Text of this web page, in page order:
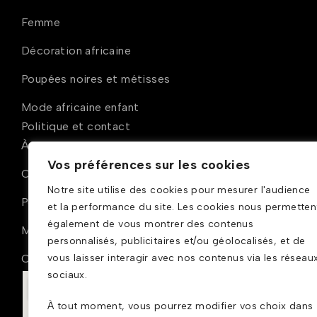
Vos préférences sur les cookies
Notre site utilise des cookies pour mesurer l'audience
et la performance du site. Les cookies nous
également de vous montrer des contenus
personnalisés, publicitaires et/ou géolocalisés, et de
vous laisser interagir avec nos contenus via les
sociaux.
À tout moment, vous pourrez modifier vos choix dans
Femme
Décoration africaine
Poupées noires et métisses
Mode africaine enfant
Politique et contact
À propos
Conditions générales de ventes
Politique de confidentialité
Mentions légales
Contact